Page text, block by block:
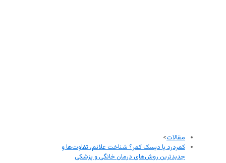
مقالات>
کمردرد یا دیسک کمر؟ شناخت علائم، تفاوت‌ها و
جدیدترین روش‌های درمان خانگی و پزشکی